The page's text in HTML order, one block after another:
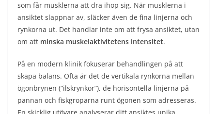
som får musklerna att dra ihop sig. När musklerna i
ansiktet slappnar av, släcker även de fina linjerna och
rynkorna ut. Det handlar inte om att frysa ansiktet, utan
om att minska muskelaktivitetens intensitet.
På en modern klinik fokuserar behandlingen på att
skapa balans. Ofta är det de vertikala rynkorna mellan
ögonbrynen (”ilskrynkor”), de horisontella linjerna på
pannan och fiskgroparna runt ögonen som adresseras.